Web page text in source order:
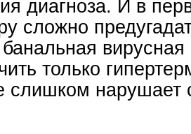
диагноза. И в
сложно
банальная
только
слишком нарушает